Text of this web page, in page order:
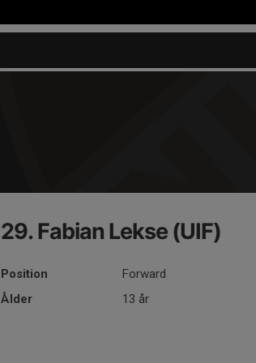
29. Fabian Lekse (UIF)
Position
Forward
Ålder
13 år